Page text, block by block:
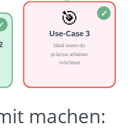
machen: